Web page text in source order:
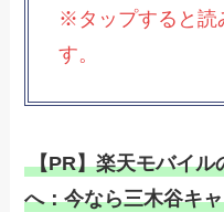
※タップすると読
す。
【PR】楽天モバイル
へ：今なら三木谷キ